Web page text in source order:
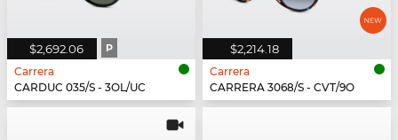
$2,692.06 P
Carrera
CARDUC 035/S - 3OL/UC
$2,214.18
Carrera
CARRERA 3068/S - CVT/9O